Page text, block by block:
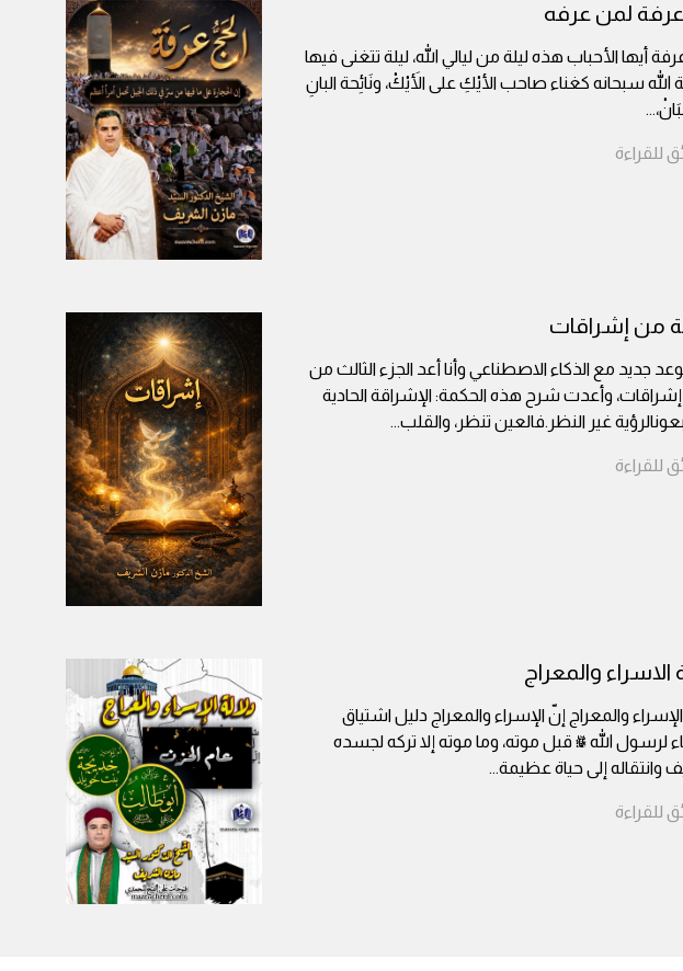
لمن عرفه
أيها الأحباب هذه ليلة من ليالي الله، ليلة تتغنى فيها
الله سبحانه كغناء صاحب الأيْكِ على الأَيْكْ، ونَائِحة البانِ
...
للقراءة
من إشراقات
جديد مع الذكاء الاصطناعي وأنا أعد الجزء الثالث من
وأعدت شرح هذه الحكمة: الإشراقة الحادية
غير النظر.فالعين تنظر، والقلب...
للقراءة
الاسراء والمعراج
الإسراء والمعراج إنّ الإسراء والمعراج دليل اشتياق
لرسول الله ﷺ قبل موته، وما موته إلا تركه لجسده
وانتقاله إلى حياة عظيمة...
للقراءة